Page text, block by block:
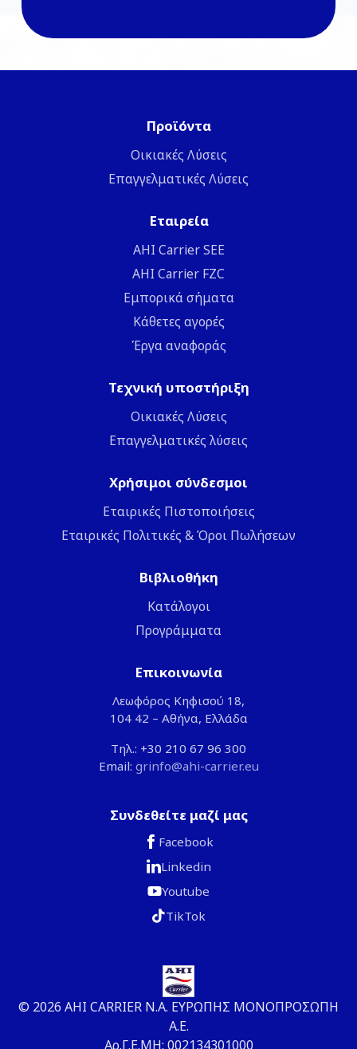
Προϊόντα
Οικιακές Λύσεις
Επαγγελματικές Λύσεις
Εταιρεία
ΑΗΙ Carrier SEE
AHI Carrier FZC
Εμπορικά σήματα
Κάθετες αγορές
Έργα αναφοράς
Τεχνική υποστήριξη
Οικιακές Λύσεις
Επαγγελματικές λύσεις
Χρήσιμοι σύνδεσμοι
Εταιρικές Πιστοποιήσεις
Εταιρικές Πολιτικές & Όροι Πωλήσεων
Βιβλιοθήκη
Κατάλογοι
Προγράμματα
Επικοινωνία
Λεωφόρος Κηφισού 18,
104 42 – Αθήνα, Ελλάδα
Τηλ.: +30 210 67 96 300
Email: grinfo@ahi-carrier.eu
Συνδεθείτε μαζί μας
Facebook
Linkedin
Youtube
TikTok
© 2026 ΑΗΙ CARRIER Ν.Α. ΕΥΡΩΠΗΣ ΜΟΝΟΠΡΟΣΩΠΗ
Α.Ε.
Αρ.Γ.Ε.ΜΗ: 002134301000